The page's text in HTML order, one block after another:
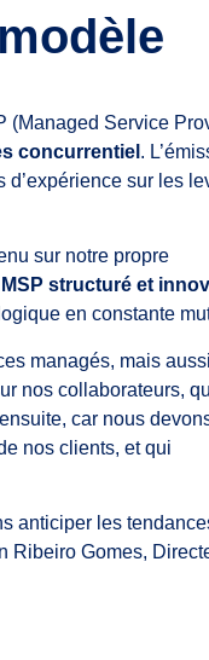
(Managed Service
concurrentiel .
sur les
sur notre propre
MSP structuré et
en constante
managés, mais aussi
nos collaborateurs,
car nous
nos clients, et qui
anticiper les
Ribeiro Gomes,